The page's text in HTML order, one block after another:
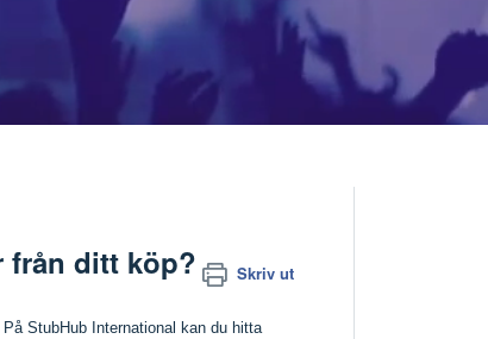
från ditt köp? Skriv ut
StubHub International kan du hitta